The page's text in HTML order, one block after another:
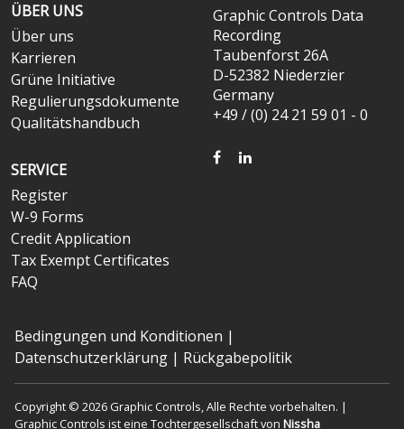
ÜBER UNS
Über uns
Karrieren
Grüne Initiative
Regulierungsdokumente
Qualitätshandbuch
SERVICE
Register
W-9 Forms
Credit Application
Tax Exempt Certificates
FAQ
Graphic Controls Data
Recording
Taubenforst 26A
D-52382 Niederzier
Germany
+49 / (0) 24 21 59 01 - 0
FACEBOOK
LINKEDIN
Bedingungen und Konditionen |
Datenschutzerklärung | Rückgabepolitik
Copyright © 2026 Graphic Controls, Alle Rechte vorbehalten. |
Graphic Controls ist eine Tochtergesellschaft von Nissha